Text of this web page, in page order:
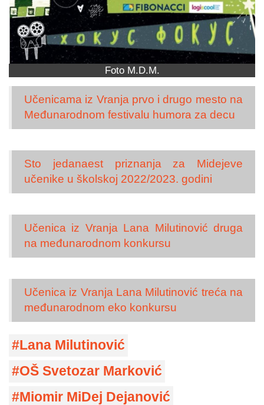
Foto M.D.M.
Učenicama iz Vranja prvo i drugo mesto na
Međunarodnom festivalu humora za decu
Sto jedanaest priznanja za Midejeve
učenike u školskoj 2022/2023. godini
Učenica iz Vranja Lana Milutinović druga
na međunarodnom konkursu
Učenica iz Vranja Lana Milutinović treća na
međunarodnom eko konkursu
Lana Milutinović
OŠ Svetozar Marković
Miomir MiDej Dejanović